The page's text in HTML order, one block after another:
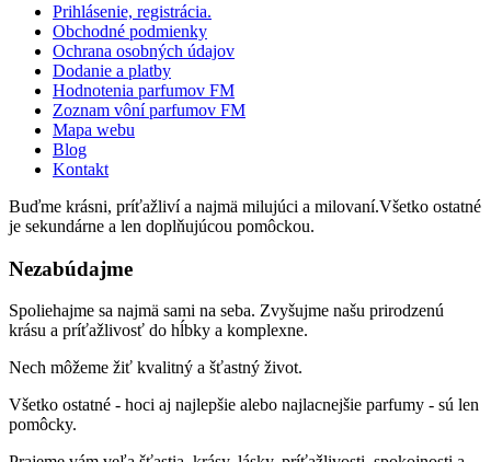
Prihlásenie, registrácia.
Obchodné podmienky
Ochrana osobných údajov
Dodanie a platby
Hodnotenia parfumov FM
Zoznam vôní parfumov FM
Mapa webu
Blog
Kontakt
Buďme krásni, príťažliví a najmä milujúci a milovaní.Všetko ostatné
je sekundárne a len doplňujúcou pomôckou.
Nezabúdajme
Spoliehajme sa najmä sami na seba. Zvyšujme našu prirodzenú
krásu a príťažlivosť do hĺbky a komplexne.
Nech môžeme žiť kvalitný a šťastný život.
Všetko ostatné - hoci aj najlepšie alebo najlacnejšie parfumy - sú len
pomôcky.